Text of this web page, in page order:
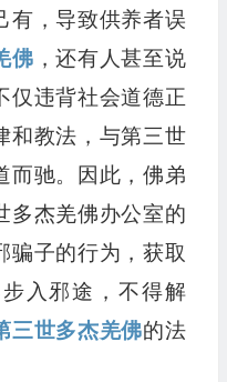
有，导致供养者误
佛 ，还有人甚至说
仅违背社会道德正
和教法，与第三世
而驰。因此，佛弟
多杰羌佛办公室的
骗子的行为，获取
入邪途，不得解
三世多杰羌佛的法